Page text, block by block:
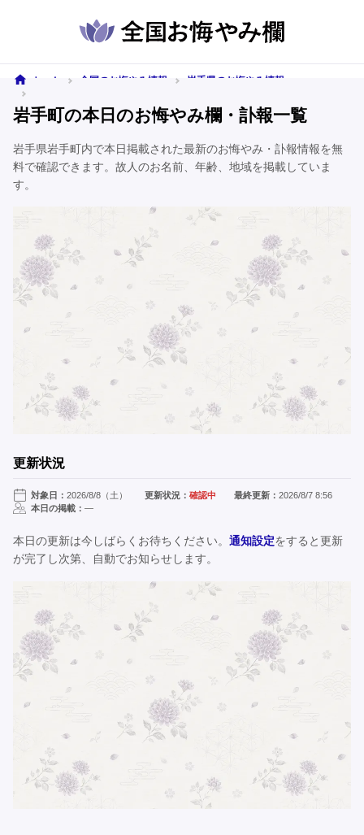
ホーム 全国のお悔やみ情報
岩手県のお悔やみ情報
岩手町の本日のお悔やみ欄・訃報一覧
岩手県岩手町内で本日掲載された最新のお悔やみ・訃報情報を無
料で確認できます。故人のお名前、年齢、地域を掲載していま
す。
更新状況
対象日： 2026/8/8（土） 更新状況：確認中 最終更新： 2026/8/7 8:56
本日の掲載： —
本日の更新は今しばらくお待ちください。 通知設定をすると更新
が完了し次第、自動でお知らせします。